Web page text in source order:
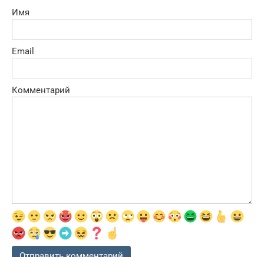
Имя
Email
Комментарий